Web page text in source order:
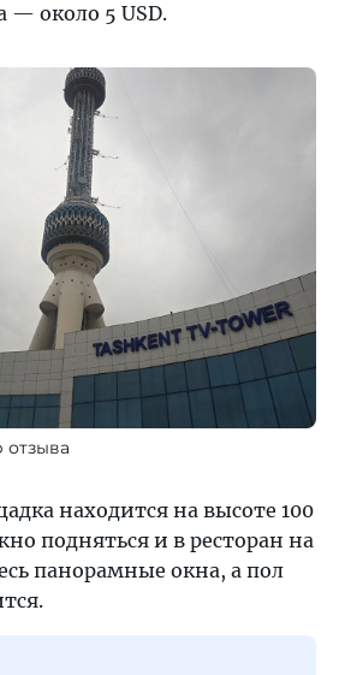
— около 5 USD.
отзыва
находится на высоте 100
подняться и в ресторан на
панорамные окна, а пол